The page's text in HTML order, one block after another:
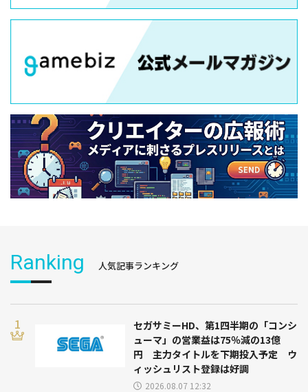
Ranking 人気記事ランキング
セガサミーHD、第1四半期の「コンシ
ューマ」の営業益は75％減の13億
円 主力タイトルを下期投入予定 ウ
ィッシュリスト登録は好調
2026.08.07 12:32